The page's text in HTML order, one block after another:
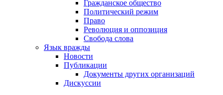
Гражданское общество
Политический режим
Право
Революция и оппозиция
Свобода слова
Язык вражды
Новости
Публикации
Документы других организаций
Дискуссии